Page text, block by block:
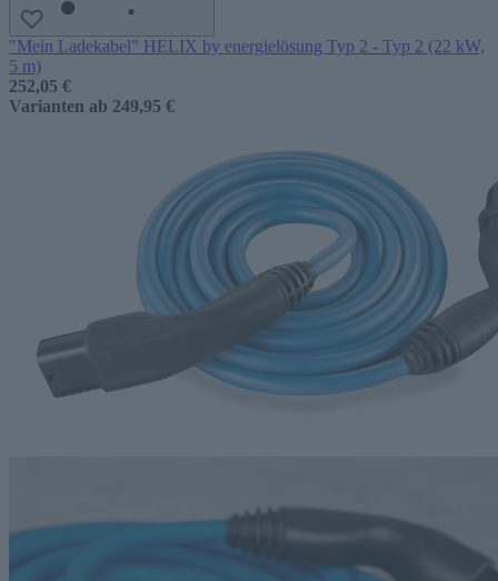
"Mein Ladekabel" HELIX by energielösung Typ 2 - Typ 2 (22 kW,
5 m)
252,05 €
Varianten ab 249,95 €